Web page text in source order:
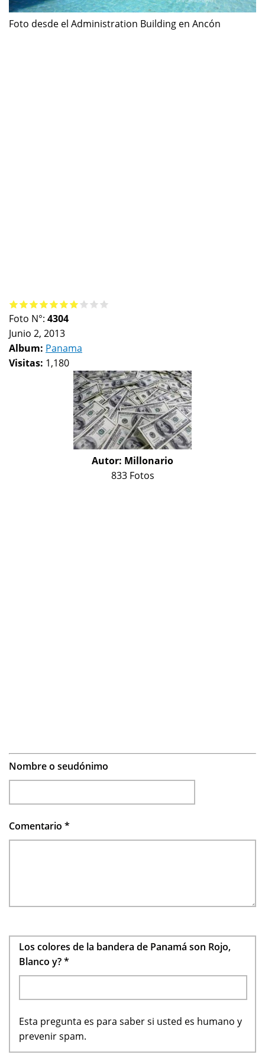
Foto desde el Administration Building en Ancón
Foto N°: 4304
Junio 2, 2013
Album: Panama
Visitas: 1,180
Autor: Millonario
833 Fotos
Nombre o seudónimo
Comentario *
Los colores de la bandera de Panamá son Rojo,
Blanco y?*
Esta pregunta es para saber si usted es humano y
prevenir spam.